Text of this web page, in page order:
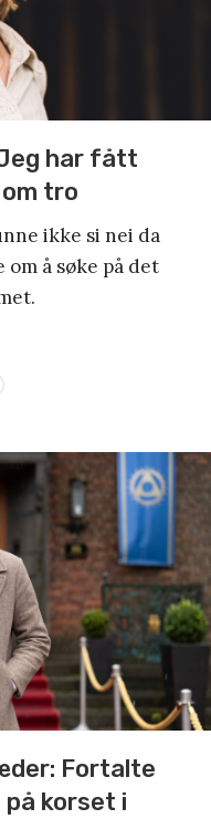
har fått
tro
ikke si nei da
å søke på det
Fortalte
korset i